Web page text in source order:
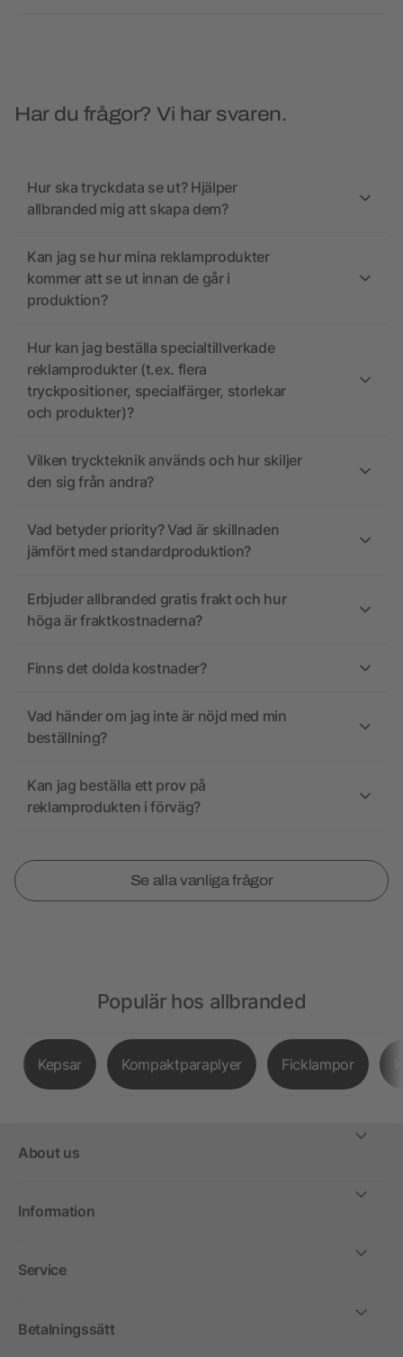
Har du frågor? Vi har svaren.
Hur ska tryckdata se ut? Hjälper
allbranded mig att skapa dem?
Kan jag se hur mina reklamprodukter
kommer att se ut innan de går i
produktion?
Hur kan jag beställa specialtillverkade
reklamprodukter (t.ex. flera
tryckpositioner, specialfärger, storlekar
och produkter)?
Vilken tryckteknik används och hur skiljer
den sig från andra?
Vad betyder priority? Vad är skillnaden
jämfört med standardproduktion?
Erbjuder allbranded gratis frakt och hur
höga är fraktkostnaderna?
Finns det dolda kostnader?
Vad händer om jag inte är nöjd med min
beställning?
Kan jag beställa ett prov på
reklamprodukten i förväg?
Se alla vanliga frågor
Populär hos allbranded
Kepsar Kompaktparaplyer Ficklampor
About us
Information
Service
Betalningssätt